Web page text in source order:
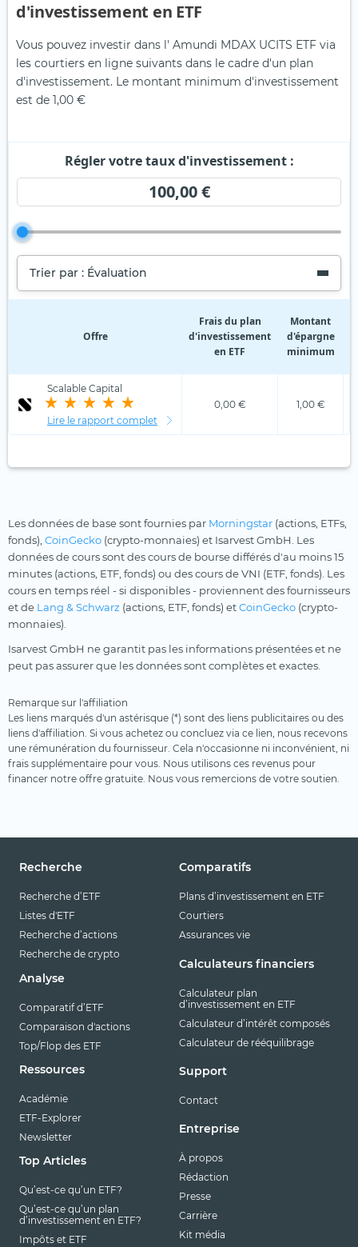
d'investissement en ETF
Vous pouvez investir dans l' Amundi MDAX UCITS ETF via
les courtiers en ligne suivants dans le cadre d'un plan
d'investissement. Le montant minimum d'investissement
est de 1,00 €
Régler votre taux d'investissement :
100,00 €
Trier par : Évaluation
Offre
Frais du plan
d'investissement
en ETF
Montant
d'épargne
minimum
Scalable Capital
Lire le rapport complet
0,00 € 1,00 €
Les données de base sont fournies par Morningstar (actions, ETFs,
fonds), CoinGecko (crypto-monnaies) et Isarvest GmbH. Les
données de cours sont des cours de bourse différés d'au moins 15
minutes (actions, ETF, fonds) ou des cours de VNI (ETF, fonds). Les
cours en temps réel - si disponibles - proviennent des fournisseurs
et de Lang & Schwarz (actions, ETF, fonds) etCoinGecko (crypto-
monnaies).
Isarvest GmbH ne garantit pas les informations présentées et ne
peut pas assurer que les données sont complètes et exactes.
Remarque sur l'affiliation
Les liens marqués d'un astérisque (*) sont des liens publicitaires ou des
liens d'affiliation. Si vous achetez ou concluez via ce lien, nous recevons
une rémunération du fournisseur. Cela n'occasionne ni inconvénient, ni
frais supplémentaire pour vous. Nous utilisons ces revenus pour
financer notre offre gratuite. Nous vous remercions de votre soutien.
Recherche
Recherche d’ETF
Listes d'ETF
Recherche d’actions
Recherche de crypto
Analyse
Comparatif d’ETF
Comparaison d'actions
Top/Flop des ETF
Ressources
Académie
ETF-Explorer
Newsletter
Top Articles
Qu’est-ce qu’un ETF?
Qu’est-ce qu’un plan
d’investissement en ETF?
Impôts et ETF
Comparatifs
Plans d’investissement en ETF
Courtiers
Assurances vie
Calculateurs financiers
Calculateur plan
d’investissement en ETF
Calculateur d’intérêt composés
Calculateur de rééquilibrage
Support
Contact
Entreprise
À propos
Rédaction
Presse
Carrière
Kit média